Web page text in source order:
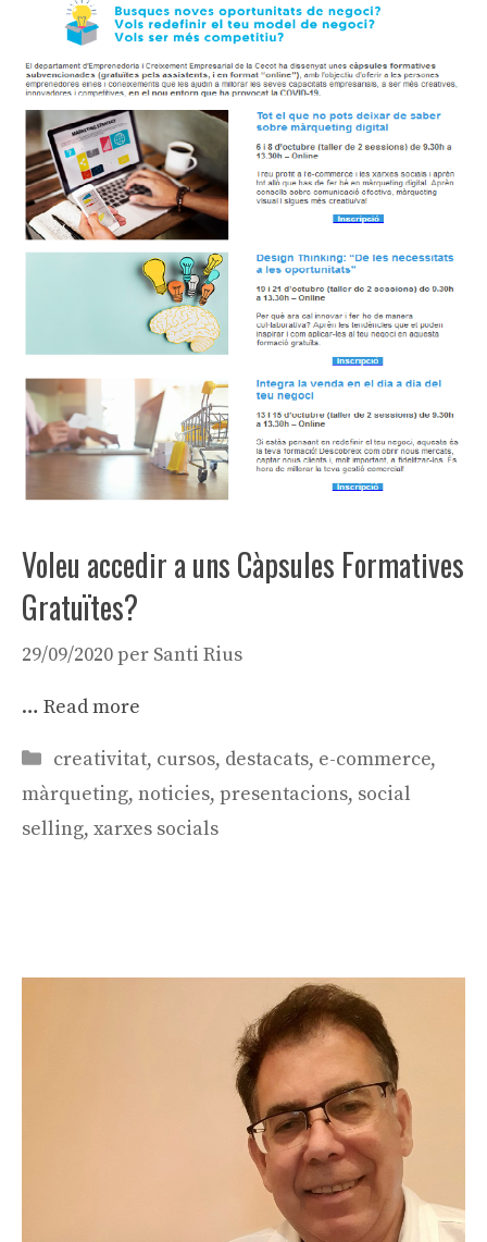
Voleu accedir a uns Càpsules Formatives
Gratuïtes?
29/09/2020per Santi Rius
… Read more
Categories
creativitat, cursos, destacats, e-commerce,
màrqueting, noticies, presentacions, social
selling, xarxes socials